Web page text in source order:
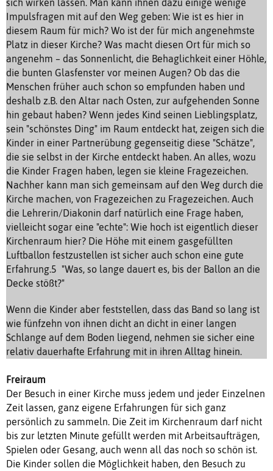
sich wirken lassen. Man kann ihnen dazu einige wenige
Impulsfragen mit auf den Weg geben: Wie ist es hier in
diesem Raum für mich? Wo ist der für mich angenehmste
Platz in dieser Kirche? Was macht diesen Ort für mich so
angenehm – das Sonnenlicht, die Behaglichkeit einer Höhle,
die bunten Glasfenster vor meinen Augen? Ob das die
Menschen früher auch schon so empfunden haben und
deshalb z.B. den Altar nach Osten, zur aufgehenden Sonne
hin gebaut haben? Wenn jedes Kind seinen Lieblingsplatz,
sein "schönstes Ding" im Raum entdeckt hat, zeigen sich die
Kinder in einer Partnerübung gegenseitig diese "Schätze",
die sie selbst in der Kirche entdeckt haben. An alles, wozu
die Kinder Fragen haben, legen sie kleine Fragezeichen.
Nachher kann man sich gemeinsam auf den Weg durch die
Kirche machen, von Fragezeichen zu Fragezeichen. Auch
die Lehrerin/Diakonin darf natürlich eine Frage haben,
vielleicht sogar eine "echte": Wie hoch ist eigentlich dieser
Kirchenraum hier? Die Höhe mit einem gasgefüllten
Luftballon festzustellen ist sicher auch schon eine gute
Erfahrung.5 "Was, so lange dauert es, bis der Ballon an die
Decke stößt?"
Wenn die Kinder aber feststellen, dass das Band so lang ist
wie fünfzehn von ihnen dicht an dicht in einer langen
Schlange auf dem Boden liegend, nehmen sie sicher eine
relativ dauerhafte Erfahrung mit in ihren Alltag hinein.
Freiraum
Der Besuch in einer Kirche muss jedem und jeder Einzelnen
Zeit lassen, ganz eigene Erfahrungen für sich ganz
persönlich zu sammeln. Die Zeit im Kirchenraum darf nicht
bis zur letzten Minute gefüllt werden mit Arbeitsaufträgen,
Spielen oder Gesang, auch wenn all das noch so schön ist.
Die Kinder sollen die Möglichkeit haben, den Besuch zu